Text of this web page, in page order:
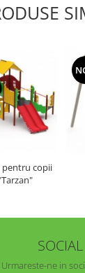
pentru copii
SOCIAL
Urmareste-ne in